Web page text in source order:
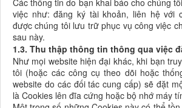
Các thông tin do bạn khai báo cho chúng
việc như: đăng ký tài khoản, liên hệ với
được chúng tôi lưu trữ phục vụ công việc
sau này.
1.3. Thu thập thông tin thông qua việc
Như mọi website hiện đại khác, khi bạn
tôi (hoặc các công cụ theo dõi hoặc
website do các đối tác cung cấp) sẽ đặt
là Cookies lên đĩa cứng hoặc bộ nhớ máy